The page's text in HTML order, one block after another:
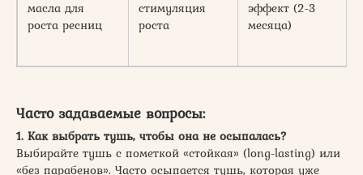
масла для
роста ресниц
стимуляция
роста
эффект (2-3
месяца)
Часто задаваемые вопросы:
1. Как выбрать тушь, чтобы она не осыпалась?
Выбирайте тушь с пометкой «стойкая» (long-lasting) или
«без парабенов». Часто осыпается тушь, которая уже